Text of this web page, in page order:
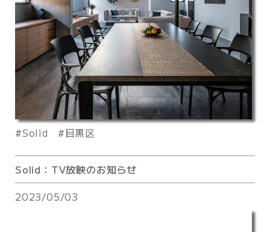
Solid 目黒区
Solid：TV放映のお知らせ
2023/05/03